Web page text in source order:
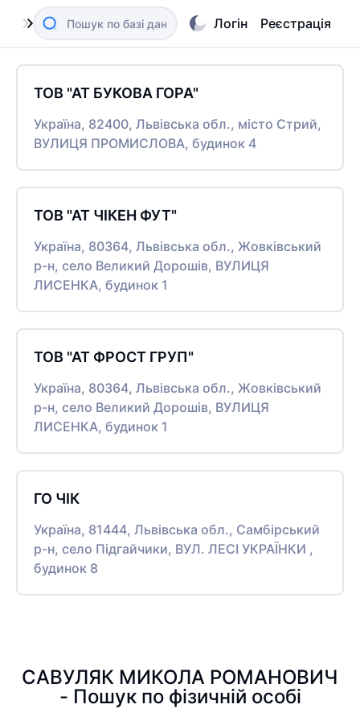
Логін Реєстрація
ТОВ "АТ БУКОВА ГОРА"
Україна, 82400, Львівська обл., місто Стрий,
ВУЛИЦЯ ПРОМИСЛОВА, будинок 4
ТОВ "АТ ЧІКЕН ФУТ"
Україна, 80364, Львівська обл., Жовківський
р-н, село Великий Дорошів, ВУЛИЦЯ
ЛИСЕНКА, будинок 1
ТОВ "АТ ФРОСТ ГРУП"
Україна, 80364, Львівська обл., Жовківський
р-н, село Великий Дорошів, ВУЛИЦЯ
ЛИСЕНКА, будинок 1
ГО ЧІК
Україна, 81444, Львівська обл., Самбірський
р-н, село Підгайчики, ВУЛ. ЛЕСІ УКРАЇНКИ ,
будинок 8
САВУЛЯК МИКОЛА РОМАНОВИЧ
- Пошук по фізичній особі